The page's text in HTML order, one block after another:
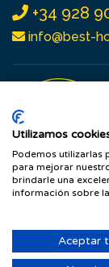
+34 928
info@best-
©
Utilizamos
Podemos utilizarlas
para mejorar
brindarle una
información sobre
Aceptar